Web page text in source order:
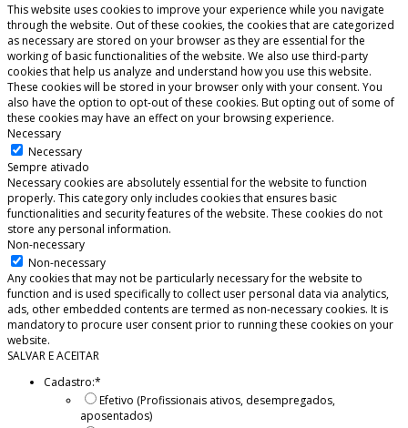
This website uses cookies to improve your experience while you navigate
through the website. Out of these cookies, the cookies that are categorized
as necessary are stored on your browser as they are essential for the
working of basic functionalities of the website. We also use third-party
cookies that help us analyze and understand how you use this website.
These cookies will be stored in your browser only with your consent. You
also have the option to opt-out of these cookies. But opting out of some of
these cookies may have an effect on your browsing experience.
Necessary
Necessary
Sempre ativado
Necessary cookies are absolutely essential for the website to function
properly. This category only includes cookies that ensures basic
functionalities and security features of the website. These cookies do not
store any personal information.
Non-necessary
Non-necessary
Any cookies that may not be particularly necessary for the website to
function and is used specifically to collect user personal data via analytics,
ads, other embedded contents are termed as non-necessary cookies. It is
mandatory to procure user consent prior to running these cookies on your
website.
SALVAR E ACEITAR
Cadastro:*
Efetivo (Profissionais ativos, desempregados,
aposentados)